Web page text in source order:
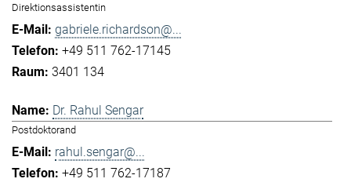
Direktionsassistentin
gabriele.richardson@...
+49 511 762-17145
3401 134
Dr. Rahul Sengar
Postdoktorand
rahul.sengar@...
+49 511 762-17187